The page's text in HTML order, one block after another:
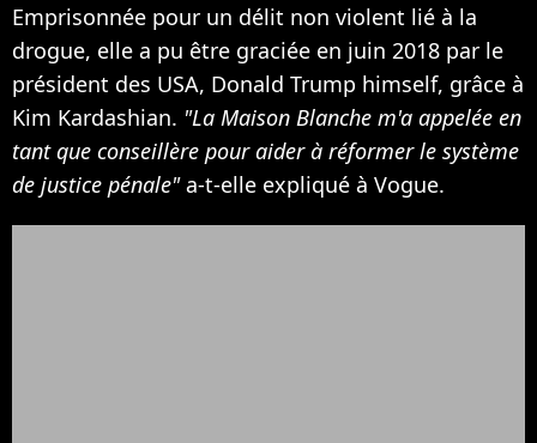
Emprisonnée pour un délit non violent lié à la
drogue, elle a pu être graciée en juin 2018 par le
président des USA, Donald Trump himself, grâce à
Kim Kardashian. "La Maison Blanche m'a appelée en
tant que conseillère pour aider à réformer le système
de justice pénale"a-t-elle expliqué à Vogue.